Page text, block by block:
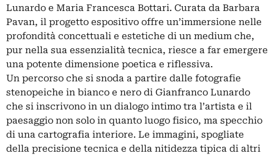
Lunardo e Maria Francesca Bottari. Curata da Barbara
Pavan, il progetto espositivo offre un’immersione nelle
profondità concettuali e estetiche di un medium che,
pur nella sua essenzialità tecnica, riesce a far emergere
una potente dimensione poetica e riflessiva.
Un percorso che si snoda a partire dalle fotografie
stenopeiche in bianco e nero di Gianfranco Lunardo
che si inscrivono in un dialogo intimo tra l’artista e il
paesaggio non solo in quanto luogo fisico, ma specchio
di una cartografia interiore. Le immagini, spogliate
della precisione tecnica e della nitidezza tipica di altri